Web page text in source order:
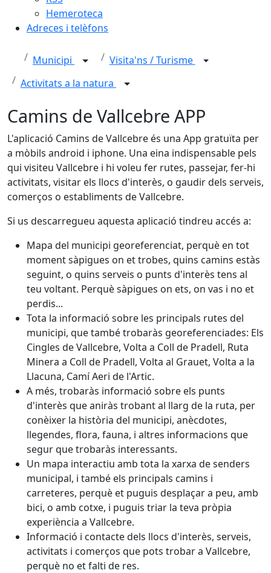
Hemeroteca
Adreces i telèfons
Municipi
Visita'ns / Turisme
Activitats a la natura
Camins de Vallcebre APP
L'aplicació Camins de Vallcebre és una App gratuïta per
a mòbils android i iphone. Una eina indispensable pels
qui visiteu Vallcebre i hi voleu fer rutes, passejar, fer-hi
activitats, visitar els llocs d'interès, o gaudir dels serveis,
comerços o establiments de Vallcebre.
Si us descarregueu aquesta aplicació tindreu accés a:
Mapa del municipi georeferenciat, perquè en tot
moment sàpigues on et trobes, quins camins estàs
seguint, o quins serveis o punts d'interès tens al
teu voltant. Perquè sàpigues on ets, on vas i no et
perdis...
Tota la informació sobre les principals rutes del
municipi, que també trobaràs georeferenciades: Els
Cingles de Vallcebre, Volta a Coll de Pradell, Ruta
Minera a Coll de Pradell, Volta al Grauet, Volta a la
Llacuna, Camí Aeri de l'Artic.
A més, trobaràs informació sobre els punts
d'interès que aniràs trobant al llarg de la ruta, per
conèixer la història del municipi, anècdotes,
llegendes, flora, fauna, i altres informacions que
segur que trobaràs interessants.
Un mapa interactiu amb tota la xarxa de senders
municipal, i també els principals camins i
carreteres, perquè et puguis desplaçar a peu, amb
bici, o amb cotxe, i puguis triar la teva pròpia
experiència a Vallcebre.
Informació i contacte dels llocs d'interès, serveis,
activitats i comerços que pots trobar a Vallcebre,
perquè no et falti de res.